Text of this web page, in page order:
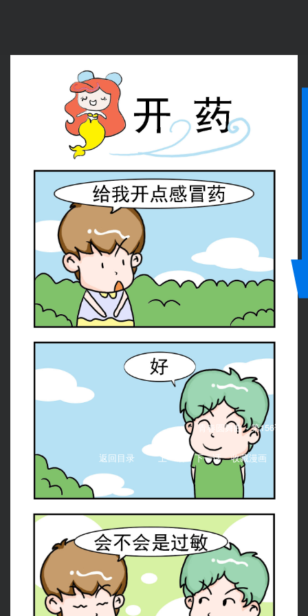
青春圆舞曲 - 第156话：
返回目录 上一话 下一话 收藏漫画